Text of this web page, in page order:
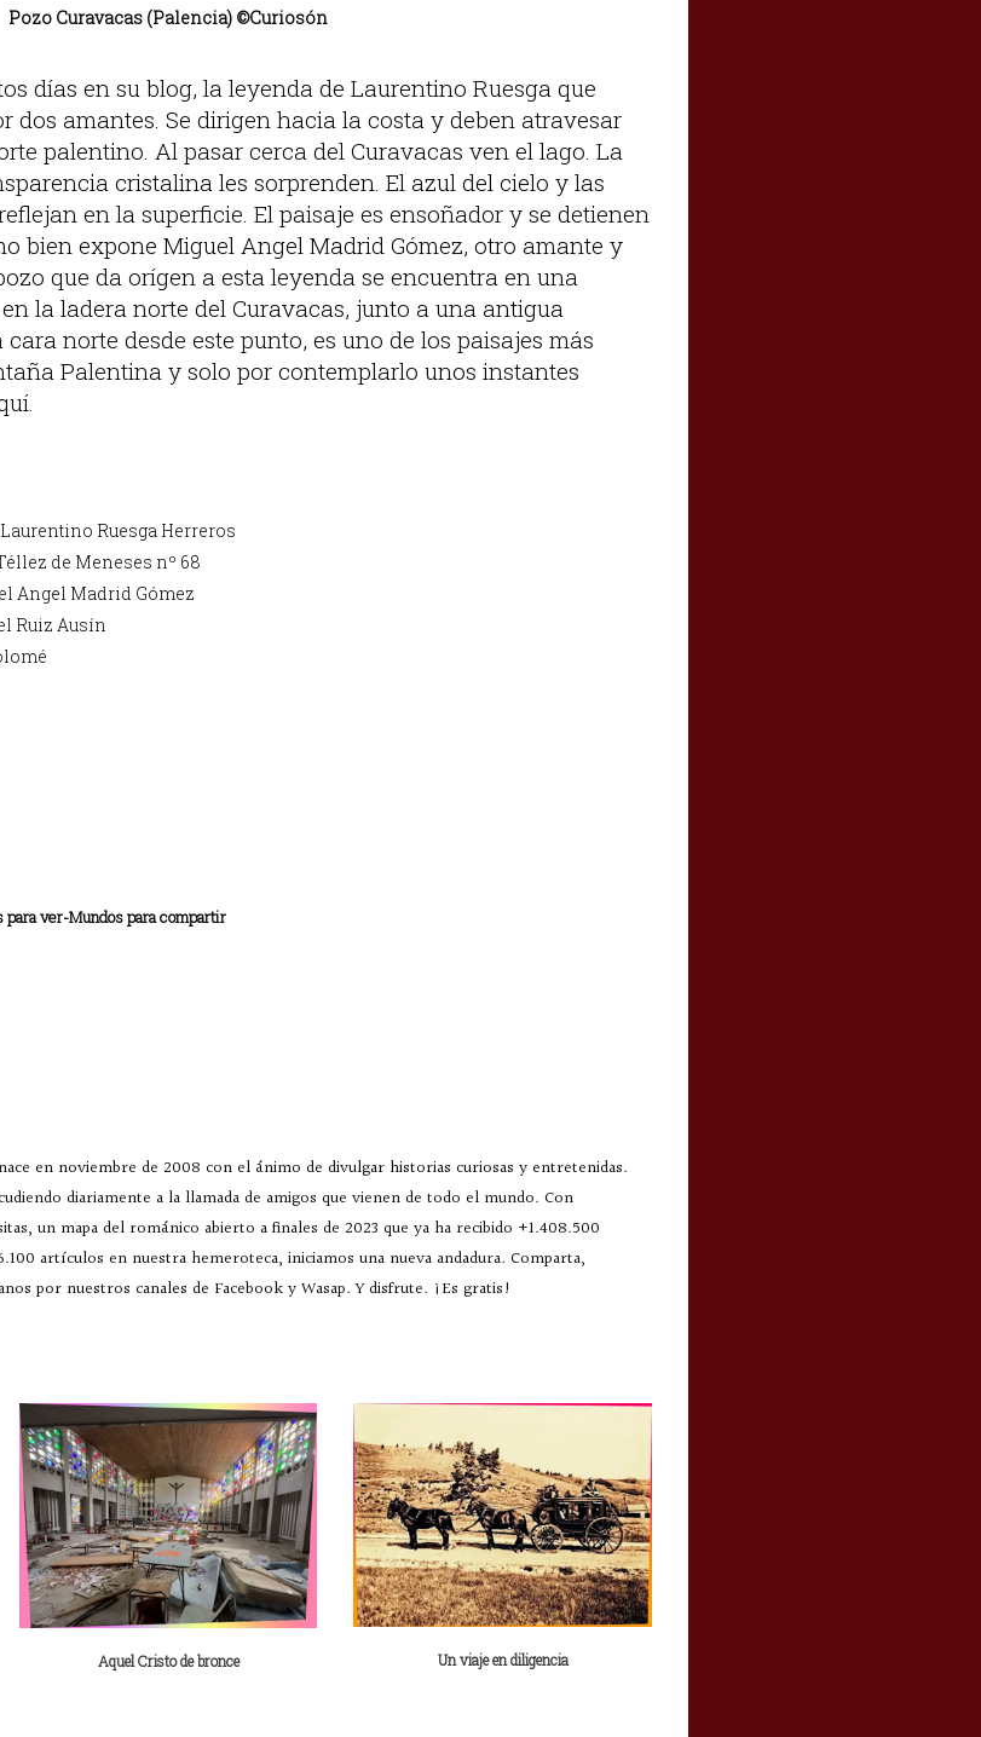
Pozo Curavacas (Palencia) ©Curiosón
días en su blog, la leyenda de Laurentino Ruesga que
dos amantes. Se dirigen hacia la costa y deben atravesar
palentino. Al pasar cerca del Curavacas ven el lago. La
cristalina les sorprenden. El azul del cielo y las
en la superficie. El paisaje es ensoñador y se detienen
bien expone Miguel Angel Madrid Gómez, otro amante y
que da orígen a esta leyenda se encuentra en una
la ladera norte del Curavacas, junto a una antigua
norte desde este punto, es uno de los paisajes más
Palentina y solo por contemplarlo unos instantes
Ruesga Herreros
de Meneses nº 68
Angel Madrid Gómez
Ruiz Ausín
para ver-Mundos para compartir
en noviembre de 2008 con el ánimo de divulgar historias curiosas y entretenidas.
diariamente a la llamada de amigos que vienen de todo el mundo. Con
un mapa del románico abierto a finales de 2023 que ya ha recibido +1.408.500
artículos en nuestra hemeroteca, iniciamos una nueva andadura. Comparta,
por nuestros canales de Facebook y Wasap. Y disfrute. ¡Es gratis!
Aquel Cristo de bronce
Un viaje en diligencia